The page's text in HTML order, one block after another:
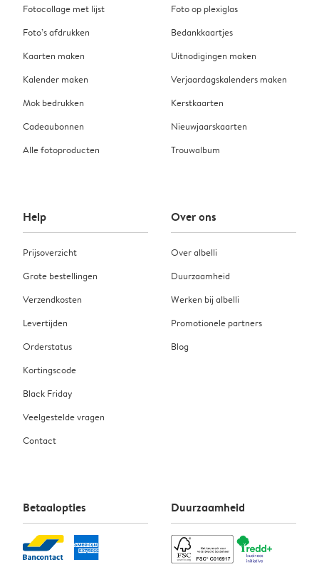
Fotocollage met lijst
Foto’s afdrukken
Kaarten maken
Kalender maken
Mok bedrukken
Cadeaubonnen
Alle fotoproducten
Foto op plexiglas
Bedankkaartjes
Uitnodigingen maken
Verjaardagskalenders maken
Kerstkaarten
Nieuwjaarskaarten
Trouwalbum
Help
Prijsoverzicht
Grote bestellingen
Verzendkosten
Levertijden
Orderstatus
Kortingscode
Black Friday
Veelgestelde vragen
Contact
Over ons
Over albelli
Duurzaamheid
Werken bij albelli
Promotionele partners
Blog
Betaalopties Duurzaamheid